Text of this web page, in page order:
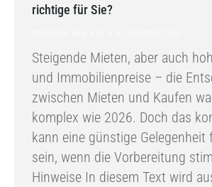
richtige für Sie?
Steigende Mieten, aber auch
und Immobilienpreise – die
zwischen Mieten und Kaufen
komplex wie 2026. Doch das
kann eine günstige Gelegenheit
sein, wenn die Vorbereitung
Hinweise In diesem Text wird